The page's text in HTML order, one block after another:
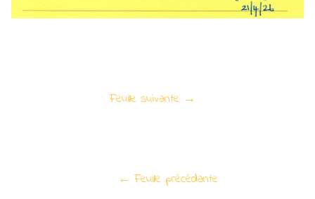
Feuille suivante →
← Feuille précédante